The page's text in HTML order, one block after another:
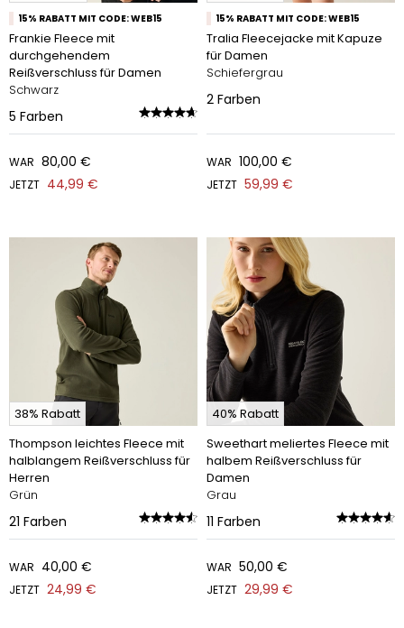
15% RABATT MIT CODE: WEB15
Frankie Fleece mit
durchgehendem
Reißverschluss für Damen
Schwarz
5 Farben
WAR 80,00 €
JETZT 44,99 €
15% RABATT MIT CODE: WEB15
Tralia Fleecejacke mit Kapuze
für Damen
Schiefergrau
2 Farben
WAR 100,00 €
JETZT 59,99 €
38% Rabatt
Thompson leichtes Fleece mit
halblangem Reißverschluss für
Herren
Grün
21 Farben
WAR 40,00 €
JETZT 24,99 €
40% Rabatt
Sweethart meliertes Fleece mit
halbem Reißverschluss für
Damen
Grau
11 Farben
WAR 50,00 €
JETZT 29,99 €